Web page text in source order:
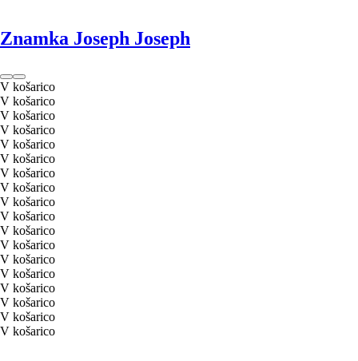
Znamka Joseph Joseph
V košarico
V košarico
V košarico
V košarico
V košarico
V košarico
V košarico
V košarico
V košarico
V košarico
V košarico
V košarico
V košarico
V košarico
V košarico
V košarico
V košarico
V košarico